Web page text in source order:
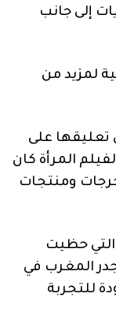
إلى جانب
لمزيد من
تعليقها على
المرأة كان
ومنتجات
التي حظيت
المغرب في
للتجربة